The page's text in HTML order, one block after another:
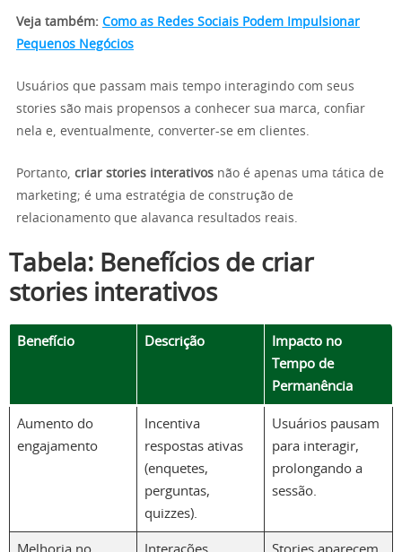
Veja também: Como as Redes Sociais Podem Impulsionar
Pequenos Negócios
Usuários que passam mais tempo interagindo com seus
stories são mais propensos a conhecer sua marca, confiar
nela e, eventualmente, converter-se em clientes.
Portanto, criar stories interativos não é apenas uma tática de
marketing; é uma estratégia de construção de
relacionamento que alavanca resultados reais.
Tabela: Benefícios de criar
stories interativos
Benefício Descrição
Impacto no
Tempo de
Permanência
Aumento do
engajamento
Incentiva
respostas ativas
(enquetes,
perguntas,
quizzes).
Usuários pausam
para interagir,
prolongando a
sessão.
Melhoria no Interações Stories aparecem